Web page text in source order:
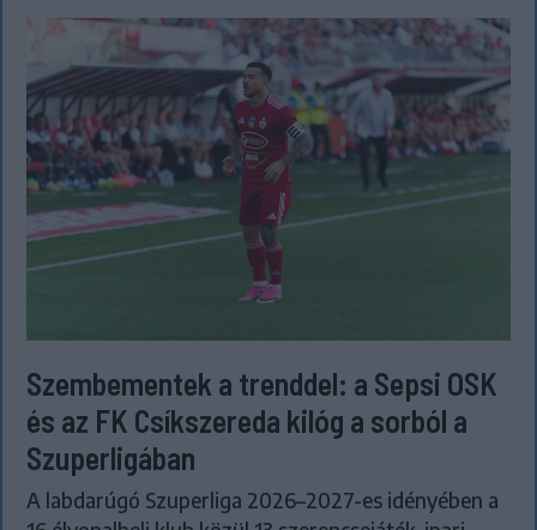
Szembementek a trenddel: a Sepsi OSK
és az FK Csíkszereda kilóg a sorból a
Szuperligában
A labdarúgó Szuperliga 2026–2027-es idényében a